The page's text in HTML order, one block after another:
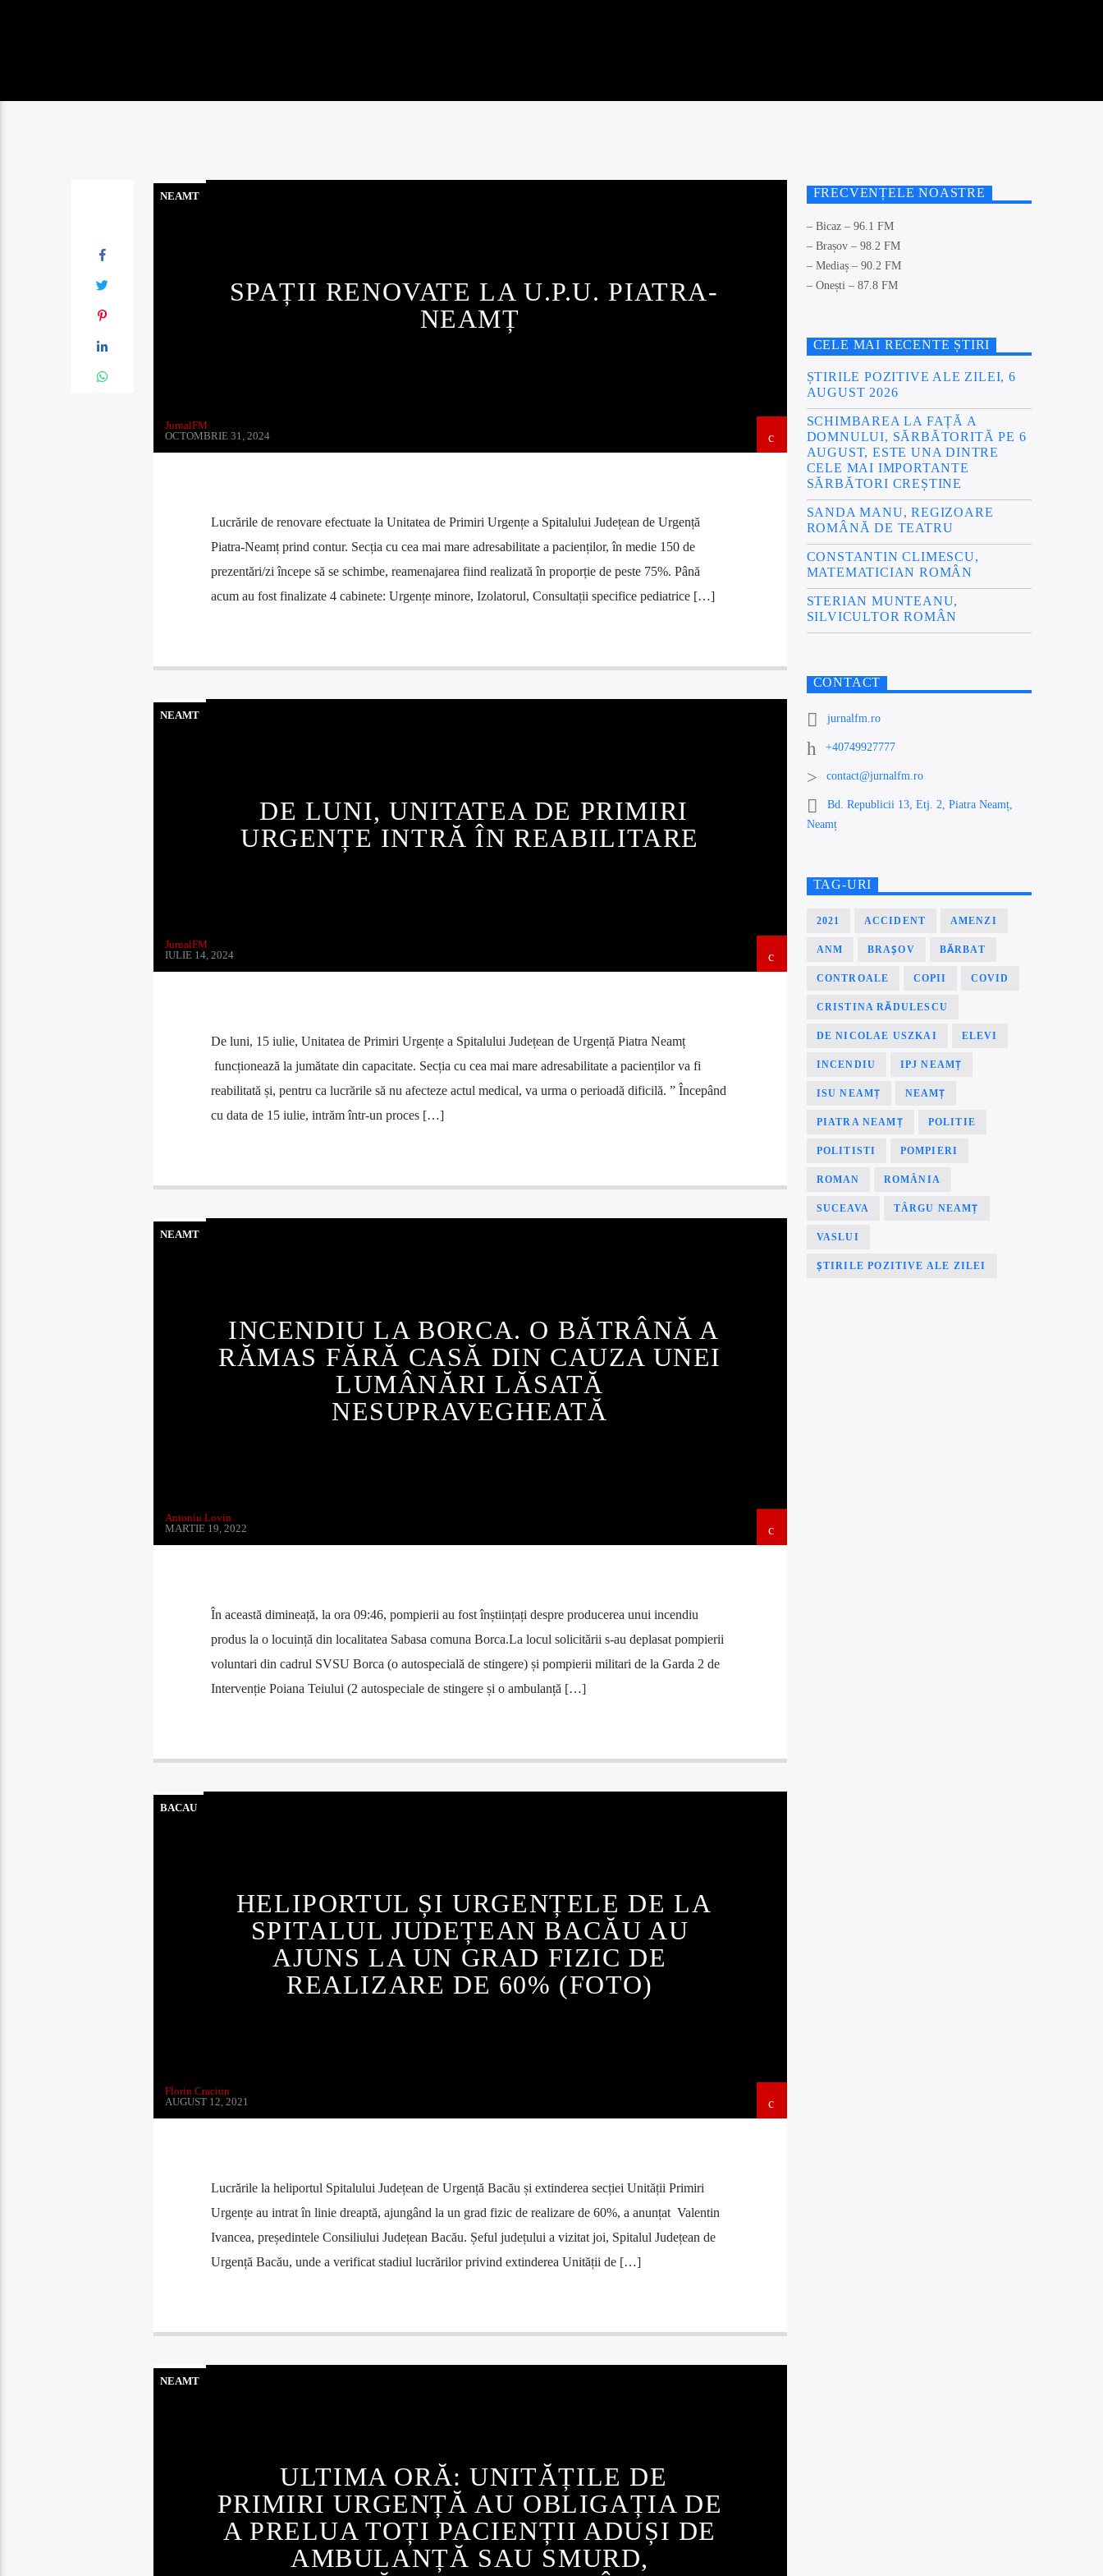
NEAMT
SPAȚII RENOVATE LA U.P.U. PIATRA-
NEAMȚ
JurnalFM
OCTOMBRIE 31, 2024
Lucrările de renovare efectuate la Unitatea de Primiri Urgențe a Spitalului Județean de Urgență
Piatra-Neamț prind contur. Secția cu cea mai mare adresabilitate a pacienților, în medie 150 de
prezentări/zi începe să se schimbe, reamenajarea fiind realizată în proporție de peste 75%. Până
acum au fost finalizate 4 cabinete: Urgențe minore, Izolatorul, Consultații specifice pediatrice […]
NEAMT
DE LUNI, UNITATEA DE PRIMIRI
URGENȚE INTRĂ ÎN REABILITARE
JurnalFM
IULIE 14, 2024
De luni, 15 iulie, Unitatea de Primiri Urgențe a Spitalului Județean de Urgență Piatra Neamț
funcționează la jumătate din capacitate. Secția cu cea mai mare adresabilitate a pacienților va fi
reabilitată și, pentru ca lucrările să nu afecteze actul medical, va urma o perioadă dificilă. ” Începând
cu data de 15 iulie, intrăm într-un proces […]
NEAMT
INCENDIU LA BORCA. O BĂTRÂNĂ A
RĂMAS FĂRĂ CASĂ DIN CAUZA UNEI
LUMÂNĂRI LĂSATĂ
NESUPRAVEGHEATĂ
Antoniu Lovin
MARTIE 19, 2022
În această dimineață, la ora 09:46, pompierii au fost înștiințați despre producerea unui incendiu
produs la o locuință din localitatea Sabasa comuna Borca.La locul solicitării s-au deplasat pompierii
voluntari din cadrul SVSU Borca (o autospecială de stingere) și pompierii militari de la Garda 2 de
Intervenție Poiana Teiului (2 autospeciale de stingere și o ambulanță […]
BACAU
HELIPORTUL ȘI URGENȚELE DE LA
SPITALUL JUDEȚEAN BACĂU AU
AJUNS LA UN GRAD FIZIC DE
REALIZARE DE 60% (FOTO)
Florin Craciun
AUGUST 12, 2021
Lucrările la heliportul Spitalului Județean de Urgență Bacău și extinderea secției Unității Primiri
Urgențe au intrat în linie dreaptă, ajungând la un grad fizic de realizare de 60%, a anunțat Valentin
Ivancea, președintele Consiliului Județean Bacău. Șeful județului a vizitat joi, Spitalul Județean de
Urgență Bacău, unde a verificat stadiul lucrărilor privind extinderea Unității de […]
NEAMT
ULTIMA ORĂ: UNITĂȚILE DE
PRIMIRI URGENȚĂ AU OBLIGAȚIA DE
A PRELUA TOȚI PACIENȚII ADUȘI DE
AMBULANȚĂ SAU SMURD,
FRECVENȚELE NOASTRE
– Bicaz – 96.1 FM
– Brașov – 98.2 FM
– Mediaș – 90.2 FM
– Onești – 87.8 FM
CELE MAI RECENTE ȘTIRI
ȘTIRILE POZITIVE ALE ZILEI, 6
AUGUST 2026
SCHIMBAREA LA FAȚĂ A
DOMNULUI, SĂRBĂTORITĂ PE 6
AUGUST, ESTE UNA DINTRE
CELE MAI IMPORTANTE
SĂRBĂTORI CREȘTINE
SANDA MANU, REGIZOARE
ROMÂNĂ DE TEATRU
CONSTANTIN CLIMESCU,
MATEMATICIAN ROMÂN
STERIAN MUNTEANU,
SILVICULTOR ROMÂN
CONTACT
jurnalfm.ro
+40749927777
contact@jurnalfm.ro
Bd. Republicii 13, Etj. 2, Piatra Neamț,
Neamț
TAG-URI
2021 ACCIDENT AMENZI
ANM BRAȘOV BĂRBAT
CONTROALE COPII COVID
CRISTINA RĂDULESCU
DE NICOLAE USZKAI ELEVI
INCENDIU IPJ NEAMȚ
ISU NEAMȚ NEAMȚ
PIATRA NEAMȚ POLITIE
POLITISTI POMPIERI
ROMAN ROMÂNIA
SUCEAVA TÂRGU NEAMȚ
VASLUI
ȘTIRILE POZITIVE ALE ZILEI